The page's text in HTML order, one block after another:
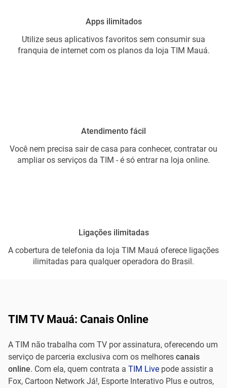
Apps ilimitados
Utilize seus aplicativos favoritos sem consumir sua
franquia de internet com os planos da loja TIM Mauá.
Atendimento fácil
Você nem precisa sair de casa para conhecer, contratar ou
ampliar os serviços da TIM - é só entrar na loja online.
Ligações ilimitadas
A cobertura de telefonia da loja TIM Mauá oferece ligações
ilimitadas para qualquer operadora do Brasil.
TIM TV Mauá: Canais Online
A TIM não trabalha com TV por assinatura, oferecendo um
serviço de parceria exclusiva com os melhores canais
online. Com ela, quem contrata a TIM Live pode assistir a
Fox, Cartoon Network Já!, Esporte Interativo Plus e outros,